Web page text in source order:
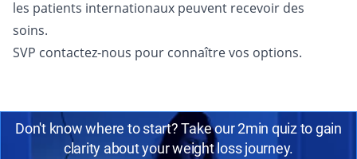
les patients internationaux peuvent recevoir des
soins.
SVP contactez-nous pour connaître vos options.
Don't know where to start? Take our 2min quiz to gain
clarity about your weight loss journey.